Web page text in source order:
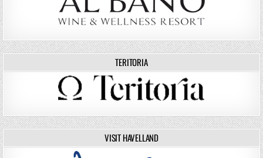
TERITORIA
VISIT HAVELLAND